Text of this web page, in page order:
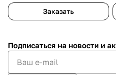
Заказать
Подписаться на новости и